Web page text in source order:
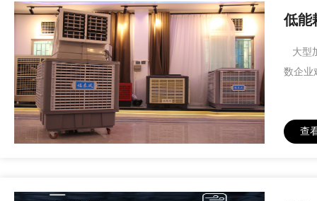
低能
大型
数企业
查